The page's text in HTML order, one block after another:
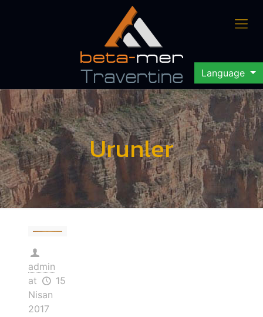
Language
Urunler
admin
at
15
Nisan
2017